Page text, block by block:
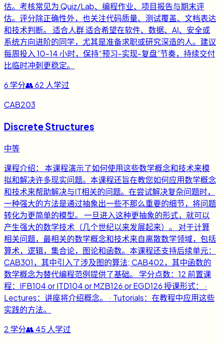
估。考核常见为 Quiz/Lab、编程作业、项目报告与期末评
估。评分除正确性外，也关注代码质量、测试覆盖、文档表达
和技术判断。 适合人群 适合希望在软件、数据、AI、安全或
系统方向进阶的同学，尤其是准备求职或研究深造的人。建议
每周投入 10-14 小时，保持“预习-实现-复盘”节奏，持续交付
比临时冲刺更稳定。
6 学分👥62 人学过
CAB203
Discrete Structures
中等
课程介绍： 本课程演示了如何使用这些数学概念和技术来模
拟和解决许多现实问题。本课程还旨在教您如何应用数学概念
和技术来帮助解决与IT相关的问题。在尝试解决复杂问题时，
一种强大的方法是通过抽象出一些不那么重要的细节，将问题
转化为更简单的模型。 一旦进入这种更抽象的形式，就可以
产生强大的数学技术（几个世纪以来发展起来）。 对于计算
相关问题，最相关的数学概念和技术来自离散数学领域，包括
算术，逻辑，集合论，图论和函数。本课程还支持后续单元：
CAB301，其中引入了涉及图的算法; CAB402，其中函数的
数学概念为替代编程范例提供了基础。 学分点数：12 前置课
程：IFB104 or ITD104 or MZB126 or EGD126 授课形式： ·
Lectures：讲座将介绍概念。 · Tutorials：在教程中应用这些
实践的方法。
2 学分👥 45 人学过